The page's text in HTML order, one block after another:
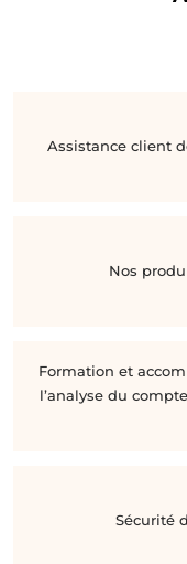
Assistance client
Nos
Formation et
l’analyse du
Sécurité